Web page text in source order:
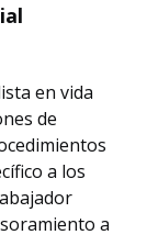
en vida
de
a los
a